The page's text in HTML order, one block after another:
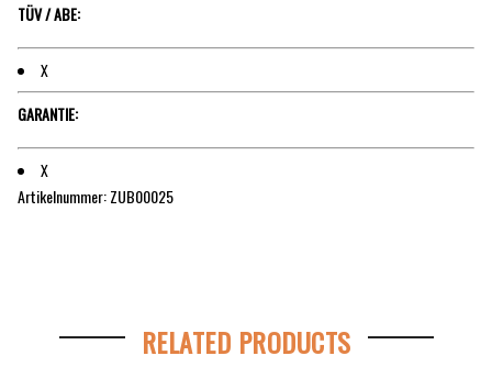
TÜV / ABE:
X
GARANTIE:
X
Artikelnummer: ZUB00025
RELATED PRODUCTS